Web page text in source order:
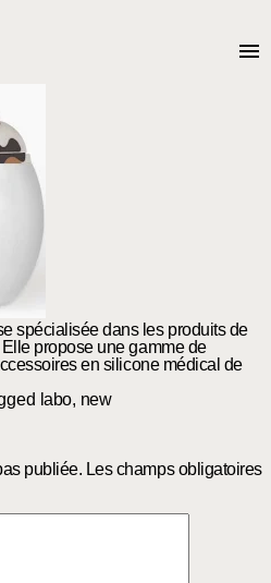
spécialisée dans les produits de
Elle propose une gamme de
en silicone médical de
labo, new
publiée. Les champs obligatoires